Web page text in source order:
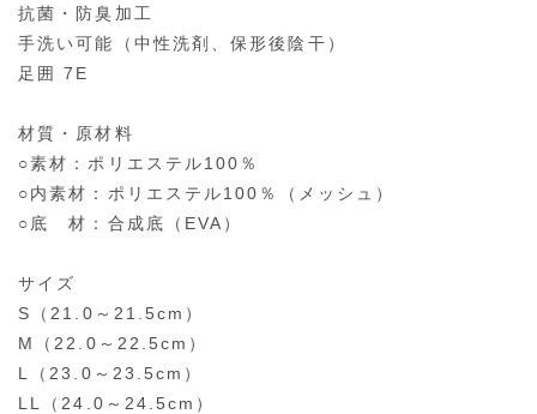
抗菌・防臭加工
手洗い可能（中性洗剤、保形後陰干）
足囲 7E
材質・原材料
○素材：ポリエステル100％
○内素材：ポリエステル100％（メッシュ）
○底 材：合成底（EVA）
サイズ
S（21.0～21.5cm）
M（22.0～22.5cm）
L（23.0～23.5cm）
LL（24.0～24.5cm）